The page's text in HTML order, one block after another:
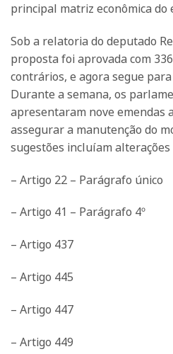
principal matriz econômica do
Sob a relatoria do deputado
proposta foi aprovada com
contrários, e agora segue
Durante a semana, os
apresentaram nove emendas
assegurar a manutenção do
sugestões incluíam
– Artigo 22 – Parágrafo único
– Artigo 41 – Parágrafo 4º
– Artigo 437
– Artigo 445
– Artigo 447
– Artigo 449